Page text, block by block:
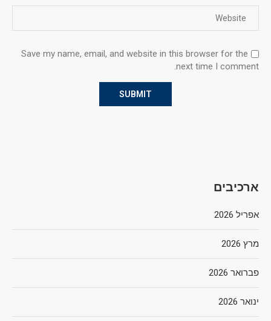
Save my name, email, and website in this browser for the
next time I comment.
ארכיבים
אפריל 2026
מרץ 2026
פברואר 2026
ינואר 2026